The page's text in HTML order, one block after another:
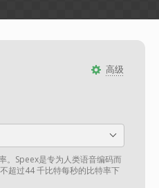
高级
。Speex是专为人类语音编码而
超过44 千比特每秒的比特率下